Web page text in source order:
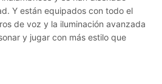
Y están equipados con todo el
de voz y la iluminación avanzada
y jugar con más estilo que